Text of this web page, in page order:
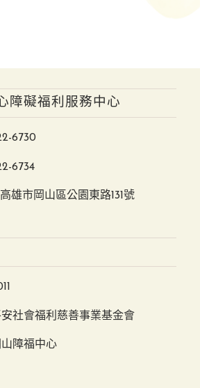
障礙福利服務中心
6730
6734
雄市岡山區公園東路131號
社會福利慈善事業基金會
障福中心